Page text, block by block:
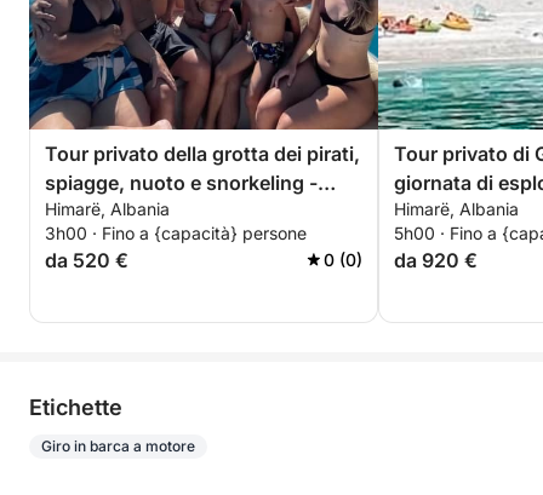
Tour privato della grotta dei pirati,
spiagge, nuoto e snorkeling -
Tour esclusivo di 3 ore
Himarë, Albania
3h00 · Fino a {capacità} persone
da 520 € 0 (0)
Tour privato di
giornata di
e relax
Himarë, Albania
5h00 · Fino a
da 920 €
Etichette
Giro in barca a motore